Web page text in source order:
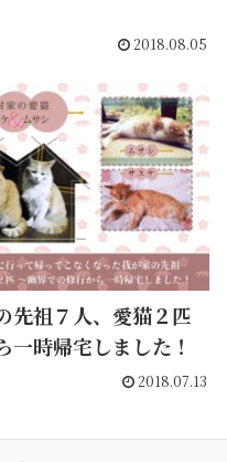
2018.08.05
先祖７人、愛猫２匹
一時帰宅しました！
2018.07.13